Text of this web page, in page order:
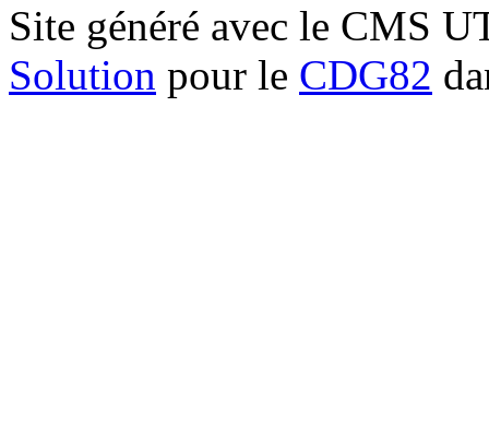
Site généré avec le CMS
Solution pour le CDG82